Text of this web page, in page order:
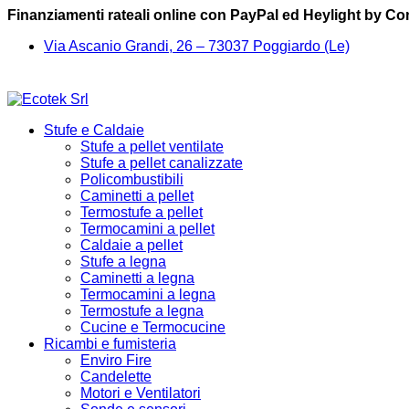
Finanziamenti rateali online con PayPal ed Heylight by
Via Ascanio Grandi, 26 – 73037 Poggiardo (Le)
Stufe e Caldaie
Stufe a pellet ventilate
Stufe a pellet canalizzate
Policombustibili
Caminetti a pellet
Termostufe a pellet
Termocamini a pellet
Caldaie a pellet
Stufe a legna
Caminetti a legna
Termocamini a legna
Termostufe a legna
Cucine e Termocucine
Ricambi e fumisteria
Enviro Fire
Candelette
Motori e Ventilatori